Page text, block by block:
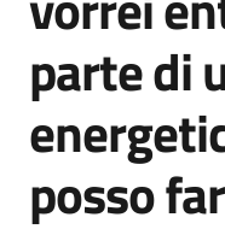
Autoconsumo
attivare
CER
parte di
posso